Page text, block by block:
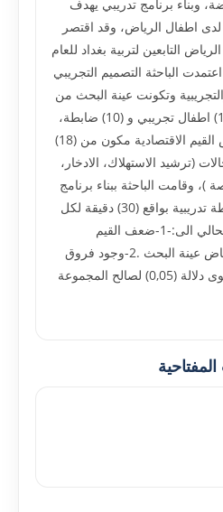
وبناء برنامج تدريبي يهدف
لدى اطفال الرياض، وقد اقتصر
التابعين لتربية بغداد للعام
(2015- 2016) ، اعتمدت الباحثة التصميم التجريبي
وتكونت عينة البحث من
(20) طفلا وطفلة بواقع (10) اطفال تجريبي و (10) ضابطة،
وقامت الباحثة ببناء مقياس القيم الاقتصادية مكون من (18)
(ترشيد الاستهلاك، الادخار،
)، وقامت الباحثة ببناء برنامج
تدريبي مكون من (6) انشطة تدريبية بواقع (30) دقيقة لكل
نشاط وقد توصل البحث الحالي الى:-1-ضعف القيم
الاقتصادية لدى اطفال الرياض عينة البحث .2-وجود فروق
ذات دلالة معنوية عند مستوى دلالة (0,05) لصالح المجموعة